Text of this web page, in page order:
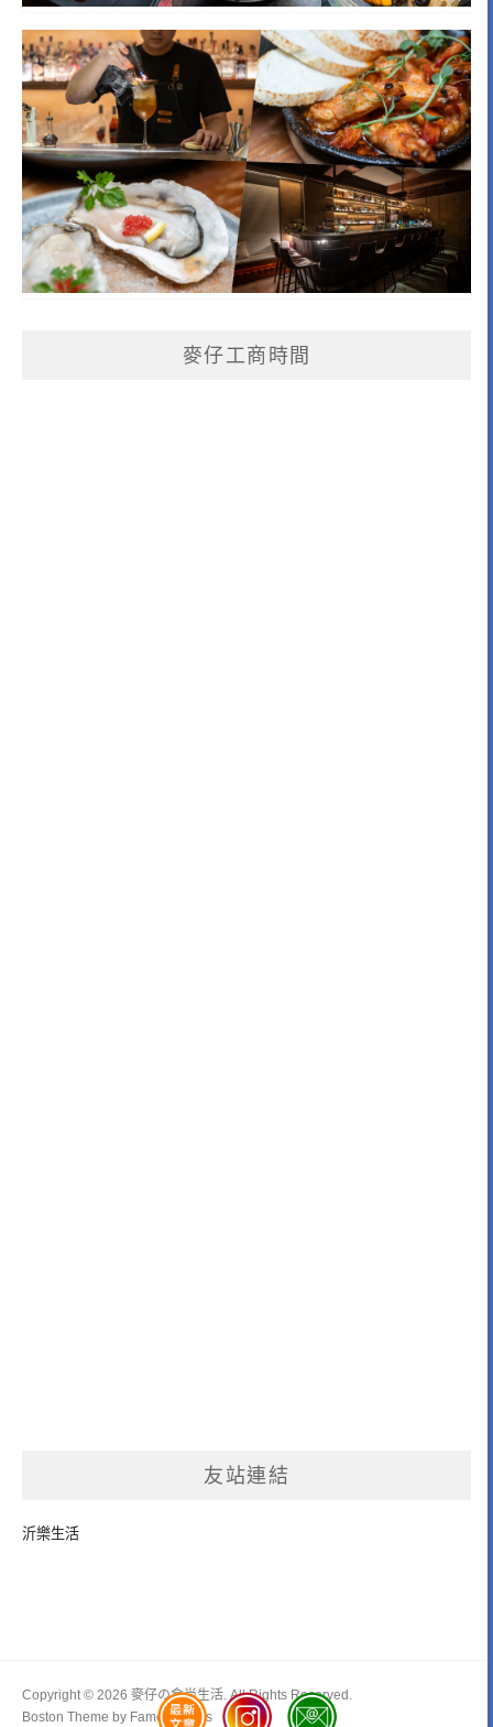
麥仔工商時間
友站連結
沂樂生活
Copyright © 2026 麥仔の食尚生活. All Rights Reserved.
Boston Theme by FameThemes